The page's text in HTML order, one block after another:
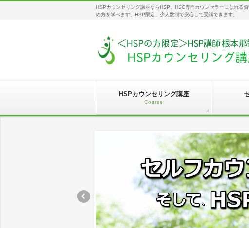
HSPカウンセリング講座ならHSP、HSC専門カウンセラーになれる
め方を学べます。HSP限定、少人数制で安心して受講できます。
HSPカウンセリング講座
Course